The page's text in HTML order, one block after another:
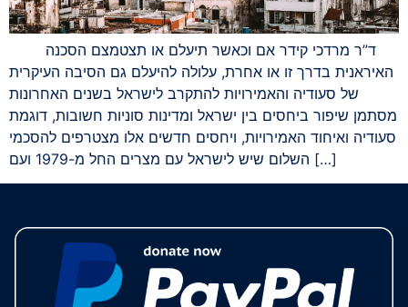
האיראנית בדרך זו או אחרת, עלולה להיעלם גם הסיבה העיקרית
של סעודיה והאמירויות להתקרב לישראל בשנים האחרונות
מסתמן שיפור ביחסים בין ישראל ומדינות סוניות חשובות, דוגמת
סעודיה ואיחוד האמירויות, ויחסים חדשים אלו מצטרפים להסכמי
השלום שיש לישראל עם מצרים החל מ-1979 ועם […]